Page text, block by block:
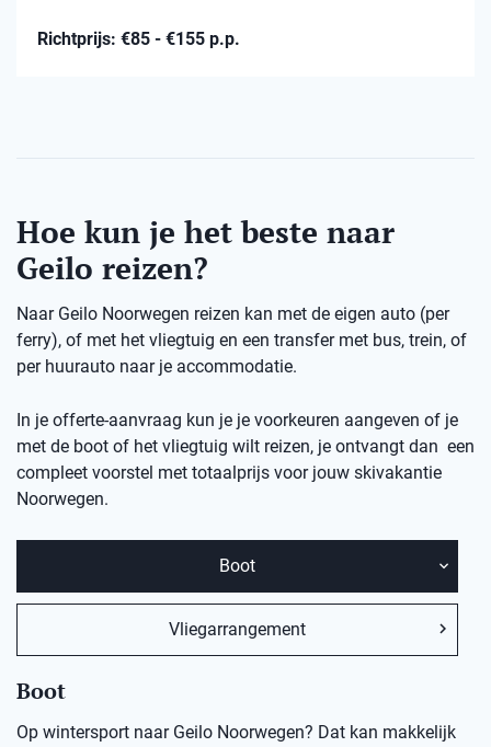
Richtprijs: €85 - €155 p.p.
Hoe kun je het beste naar
Geilo reizen?
Naar Geilo Noorwegen reizen kan met de eigen auto (per
ferry), of met het vliegtuig en een transfer met bus, trein, of
per huurauto naar je accommodatie.
In je offerte-aanvraag kun je je voorkeuren aangeven of je
met de boot of het vliegtuig wilt reizen, je ontvangt dan een
compleet voorstel met totaalprijs voor jouw skivakantie
Noorwegen.
Boot
Vliegarrangement
Boot
Op wintersport naar Geilo Noorwegen? Dat kan makkelijk